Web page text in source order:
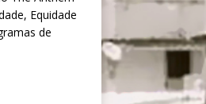
Equidade
de